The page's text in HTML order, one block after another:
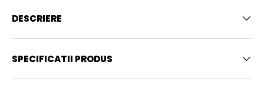
DESCRIERE
SPECIFICATII PRODUS